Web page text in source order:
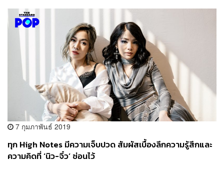
7 กุมภาพันธ์ 2019
ทุก High Notes มีความเจ็บปวด สัมผัสเบื้องลึกความรู้สึกและ
ความคิดที่ ‘นิว-จิ๋ว’ ซ่อนไว้